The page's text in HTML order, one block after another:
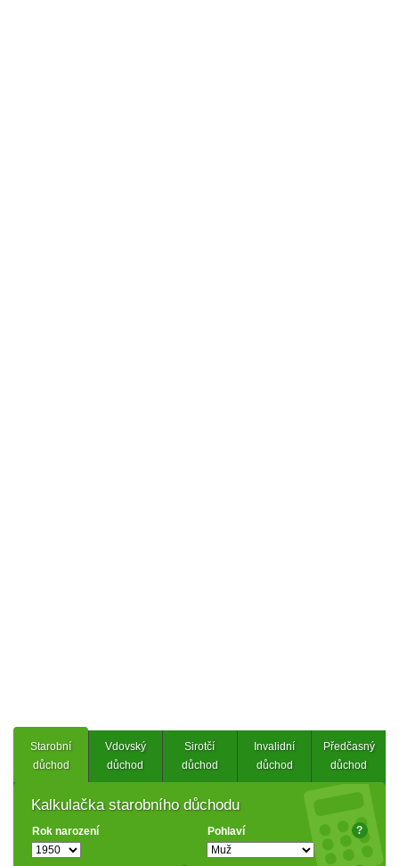
Starobní
důchod
Vdovský
důchod
Sirotčí
důchod
Invalidní
důchod
Předčasný
důchod
Kalkulačka starobního důchodu
Rok narození Pohlaví ?